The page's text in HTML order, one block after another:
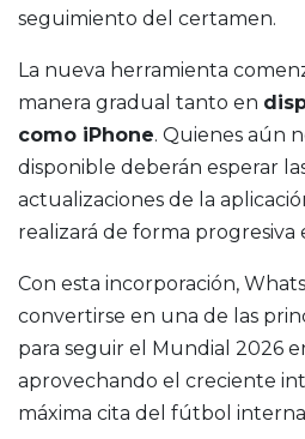
seguimiento del certamen.
La nueva herramienta
manera gradual tanto en
como iPhone. Quienes aún
disponible deberán esperar
actualizaciones de la
realizará de forma progresiva
Con esta incorporación,
convertirse en una de las
para seguir el Mundial 2026
aprovechando el creciente
máxima cita del fútbol